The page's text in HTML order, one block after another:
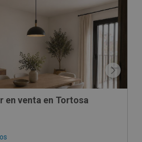
en venta en Tortosa